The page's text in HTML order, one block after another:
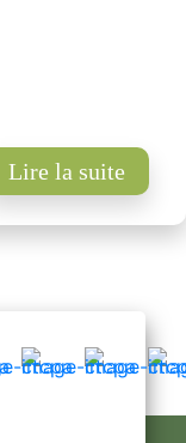
Lire la suite